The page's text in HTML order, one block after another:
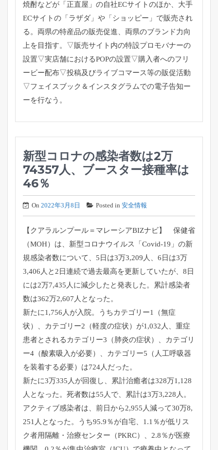
焼酎などが「正直屋」の自社ECサイトのほか、大手
ECサイトの「ラザダ」や「ショッピー」で販売され
る。両県の特産品の販売促進、両県のブランド力向
上を目指す。▽販売サイト内の特設プロモバナーの
設置▽実店舗におけるPOPの設置▽購入者へのフリ
ービー配布▽投稿及びライブコマース等の販促活動
▽フェイスブック＆インスタグラムでの電子告知ー
ーを行なう。
新型コロナの感染者数は2万
74357人、ブースター接種率は
46％
On 2022年3月8日 Posted in 安全情報
【クアラルンプール＝マレーシアBIZナビ】 保健省
（MOH）は、新型コロナウイルス「Covid-19」 の新
規感染者数について、5日は3万3,209人、 6日は3万
3,406人と2日連続で過去最高を更新していたが、 8日
には2万7,435人に減少したと発表した。
累計感染者
数は362万2,607人となった。
新たに1,756人が入院。うちカテゴリー1（無症
状）、
カテゴリー2（軽度の症状）が1,032人、 重症
患者とされるカテゴリー3（肺炎の症状）、カテゴリ
ー4（酸素吸入が必要）、カテゴリー5（人工呼吸器
を装着する必要） は724人だった。
新たに3万335人が回復し、累計治癒者は328万1,128
人となった。死者数は55人で、累計は3万3,228人。
アクティブ感染者は、前日から2,955人減って30万8,
251人となった。うち95.9％が自宅、1.1％が低リス
ク者用隔離・治療センター（PKRC）、2.8％が医療